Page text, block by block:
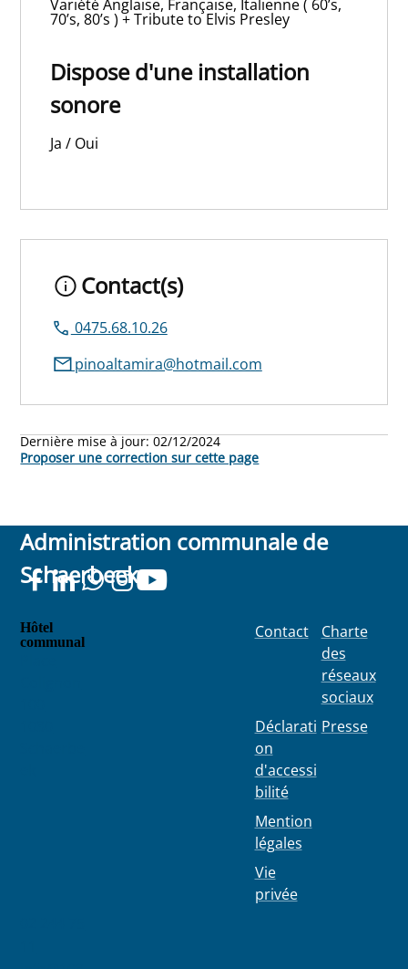
Variété Anglaise, Française, Italienne ( 60’s,
70’s, 80’s ) + Tribute to Elvis Presley
Dispose d'une installation
sonore
Ja / Oui
Contact(s)
0475.68.10.26
pinoaltamira@hotmail.com
Dernière mise à jour:02/12/2024
Proposer une correction sur cette page
Administration communale de
Schaerbeek
Hôtel
communal
Contact
Déclarati
on
d'accessi
bilité
Mention
légales
Vie
privée
Charte
des
réseaux
sociaux
Presse